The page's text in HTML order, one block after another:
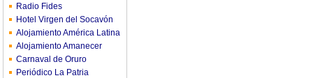
Radio Fides
Hotel Virgen del Socavón
Alojamiento América Latina
Alojamiento Amanecer
Carnaval de Oruro
Periódico La Patria